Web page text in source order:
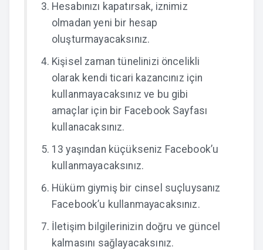
Hesabınızı kapatırsak, iznimiz
olmadan yeni bir hesap
oluşturmayacaksınız.
Kişisel zaman tünelinizi öncelikli
olarak kendi ticari kazancınız için
kullanmayacaksınız ve bu gibi
amaçlar için bir Facebook Sayfası
kullanacaksınız.
13 yaşından küçükseniz Facebook’u
kullanmayacaksınız.
Hüküm giymiş bir cinsel suçluysanız
Facebook’u kullanmayacaksınız.
İletişim bilgilerinizin doğru ve güncel
kalmasını sağlayacaksınız.